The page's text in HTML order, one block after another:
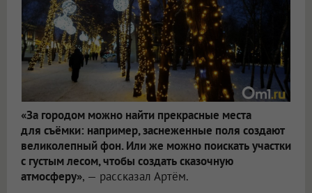
«За городом можно найти прекрасные места
для съёмки: например, заснеженные поля создают
великолепный фон. Или же можно поискать участки
с густым лесом, чтобы создать сказочную
атмосферу», — рассказал Артём.